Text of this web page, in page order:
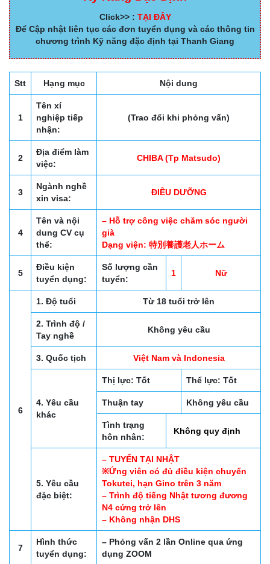
Click>> : TẠI ĐÂY
Để Cập nhật liên tục các đơn tuyển dụng và các thông tin
chương trình Kỹ năng đặc định tại Thanh Giang
Stt Hạng mục Nội dung
1
Tên xí
nghiệp tiếp
nhận:
(Trao đổi khi phỏng vấn)
2
Địa điểm làm
việc:
CHIBA (Tp Matsudo)
3
Ngành nghề
xin visa:
ĐIỀU DƯỠNG
4
Tên và nội
dung CV cụ
thể:
– Hỗ trợ công việc chăm sóc người
già
Dạng viện: 特別養護老人ホーム
5
Điều kiện
tuyển dụng:
Số lượng cần
tuyển:
1 Nữ
6
1. Độ tuổi Từ 18 tuổi trở lên
2. Trình độ /
Tay nghề
Không yêu cầu
3. Quốc tịch Việt Nam và Indonesia
4. Yêu cầu
khác
Thị lực: Tốt Thể lực: Tốt
Thuận tay Không yêu cầu
Tình trạng
hôn nhân:
Không quy định
5. Yêu cầu
đặc biệt:
– TUYỂN TẠI NHẬT
※Ứng viên có đủ điều kiện chuyển
Tokutei, hạn Gino trên 3 năm
– Trình độ tiếng Nhật tương đương
N4 cứng trở lên
– Không nhận DHS
7
Hình thức
tuyển dụng:
– Phỏng vấn 2 lần Online qua ứng
dụng ZOOM